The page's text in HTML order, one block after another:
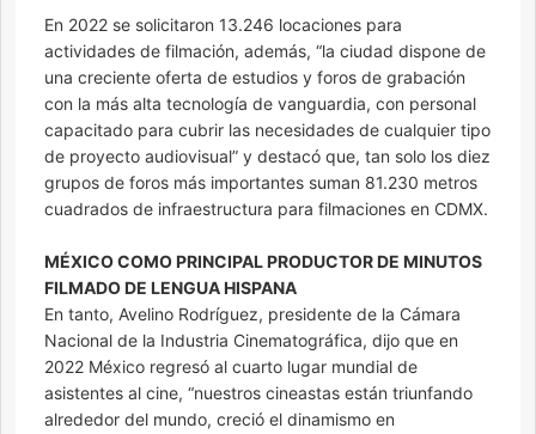
En 2022 se solicitaron 13.246 locaciones para
actividades de filmación, además, “la ciudad dispone de
una creciente oferta de estudios y foros de grabación
con la más alta tecnología de vanguardia, con personal
capacitado para cubrir las necesidades de cualquier tipo
de proyecto audiovisual” y destacó que, tan solo los diez
grupos de foros más importantes suman 81.230 metros
cuadrados de infraestructura para filmaciones en CDMX.
MÉXICO COMO PRINCIPAL PRODUCTOR DE MINUTOS
FILMADO DE LENGUA HISPANA
En tanto, Avelino Rodríguez, presidente de la Cámara
Nacional de la Industria Cinematográfica, dijo que en
2022 México regresó al cuarto lugar mundial de
asistentes al cine, “nuestros cineastas están triunfando
alrededor del mundo, creció el dinamismo en